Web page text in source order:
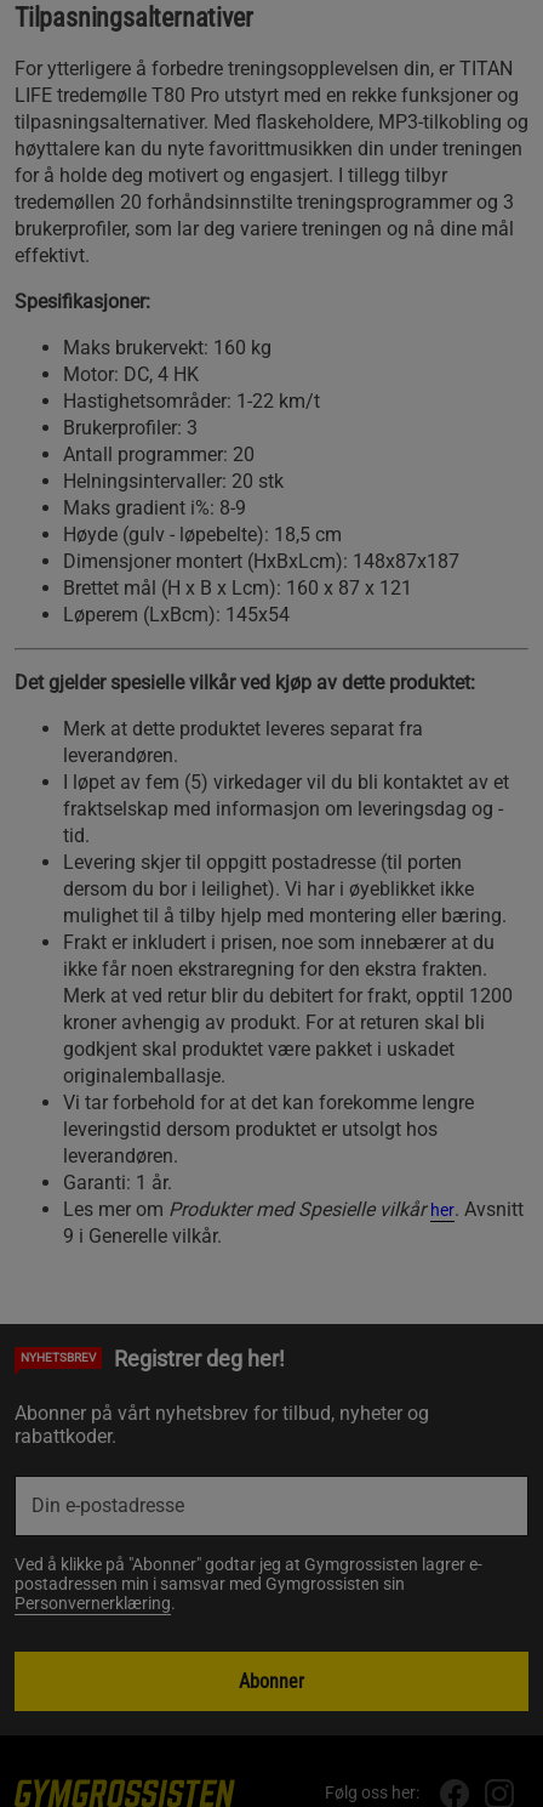
Tilpasningsalternativer
For ytterligere å forbedre treningsopplevelsen din, er TITAN
LIFE tredemølle T80 Pro utstyrt med en rekke funksjoner og
tilpasningsalternativer. Med flaskeholdere, MP3-tilkobling og
høyttalere kan du nyte favorittmusikken din under treningen
for å holde deg motivert og engasjert. I tillegg tilbyr
tredemøllen 20 forhåndsinnstilte treningsprogrammer og 3
brukerprofiler, som lar deg variere treningen og nå dine mål
effektivt.
Spesifikasjoner:
Maks brukervekt: 160 kg
Motor: DC, 4 HK
Hastighetsområder: 1-22 km/t
Brukerprofiler: 3
Antall programmer: 20
Helningsintervaller: 20 stk
Maks gradient i%: 8-9
Høyde (gulv - løpebelte): 18,5 cm
Dimensjoner montert (HxBxLcm): 148x87x187
Brettet mål (H x B x Lcm): 160 x 87 x 121
Løperem (LxBcm): 145x54
Det gjelder spesielle vilkår ved kjøp av dette produktet:
Merk at dette produktet leveres separat fra
leverandøren.
I løpet av fem (5) virkedager vil du bli kontaktet av et
fraktselskap med informasjon om leveringsdag og -
tid.
Levering skjer til oppgitt postadresse (til porten
dersom du bor i leilighet). Vi har i øyeblikket ikke
mulighet til å tilby hjelp med montering eller bæring.
Frakt er inkludert i prisen, noe som innebærer at du
ikke får noen ekstraregning for den ekstra frakten.
Merk at ved retur blir du debitert for frakt, opptil 1200
kroner avhengig av produkt. For at returen skal bli
godkjent skal produktet være pakket i uskadet
originalemballasje.
Vi tar forbehold for at det kan forekomme lengre
leveringstid dersom produktet er utsolgt hos
leverandøren.
Garanti: 1 år.
Les mer om Produkter med Spesielle vilkår her. Avsnitt
9 i Generelle vilkår.
NYHETSBREV Registrer deg her!
Abonner på vårt nyhetsbrev for tilbud, nyheter og
rabattkoder.
Ved å klikke på "Abonner" godtar jeg at Gymgrossisten lagrer e-
postadressen min i samsvar med Gymgrossisten sin
Personvernerklæring.
Abonner
Følg oss her: